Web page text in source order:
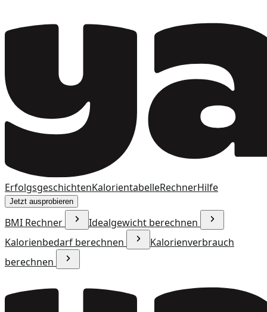
ErfolgsgeschichtenKalorientabelleRechnerHilfe
Jetzt ausprobieren
BMI Rechner
Idealgewicht berechnen
Kalorienbedarf berechnen
Kalorienverbrauch
berechnen